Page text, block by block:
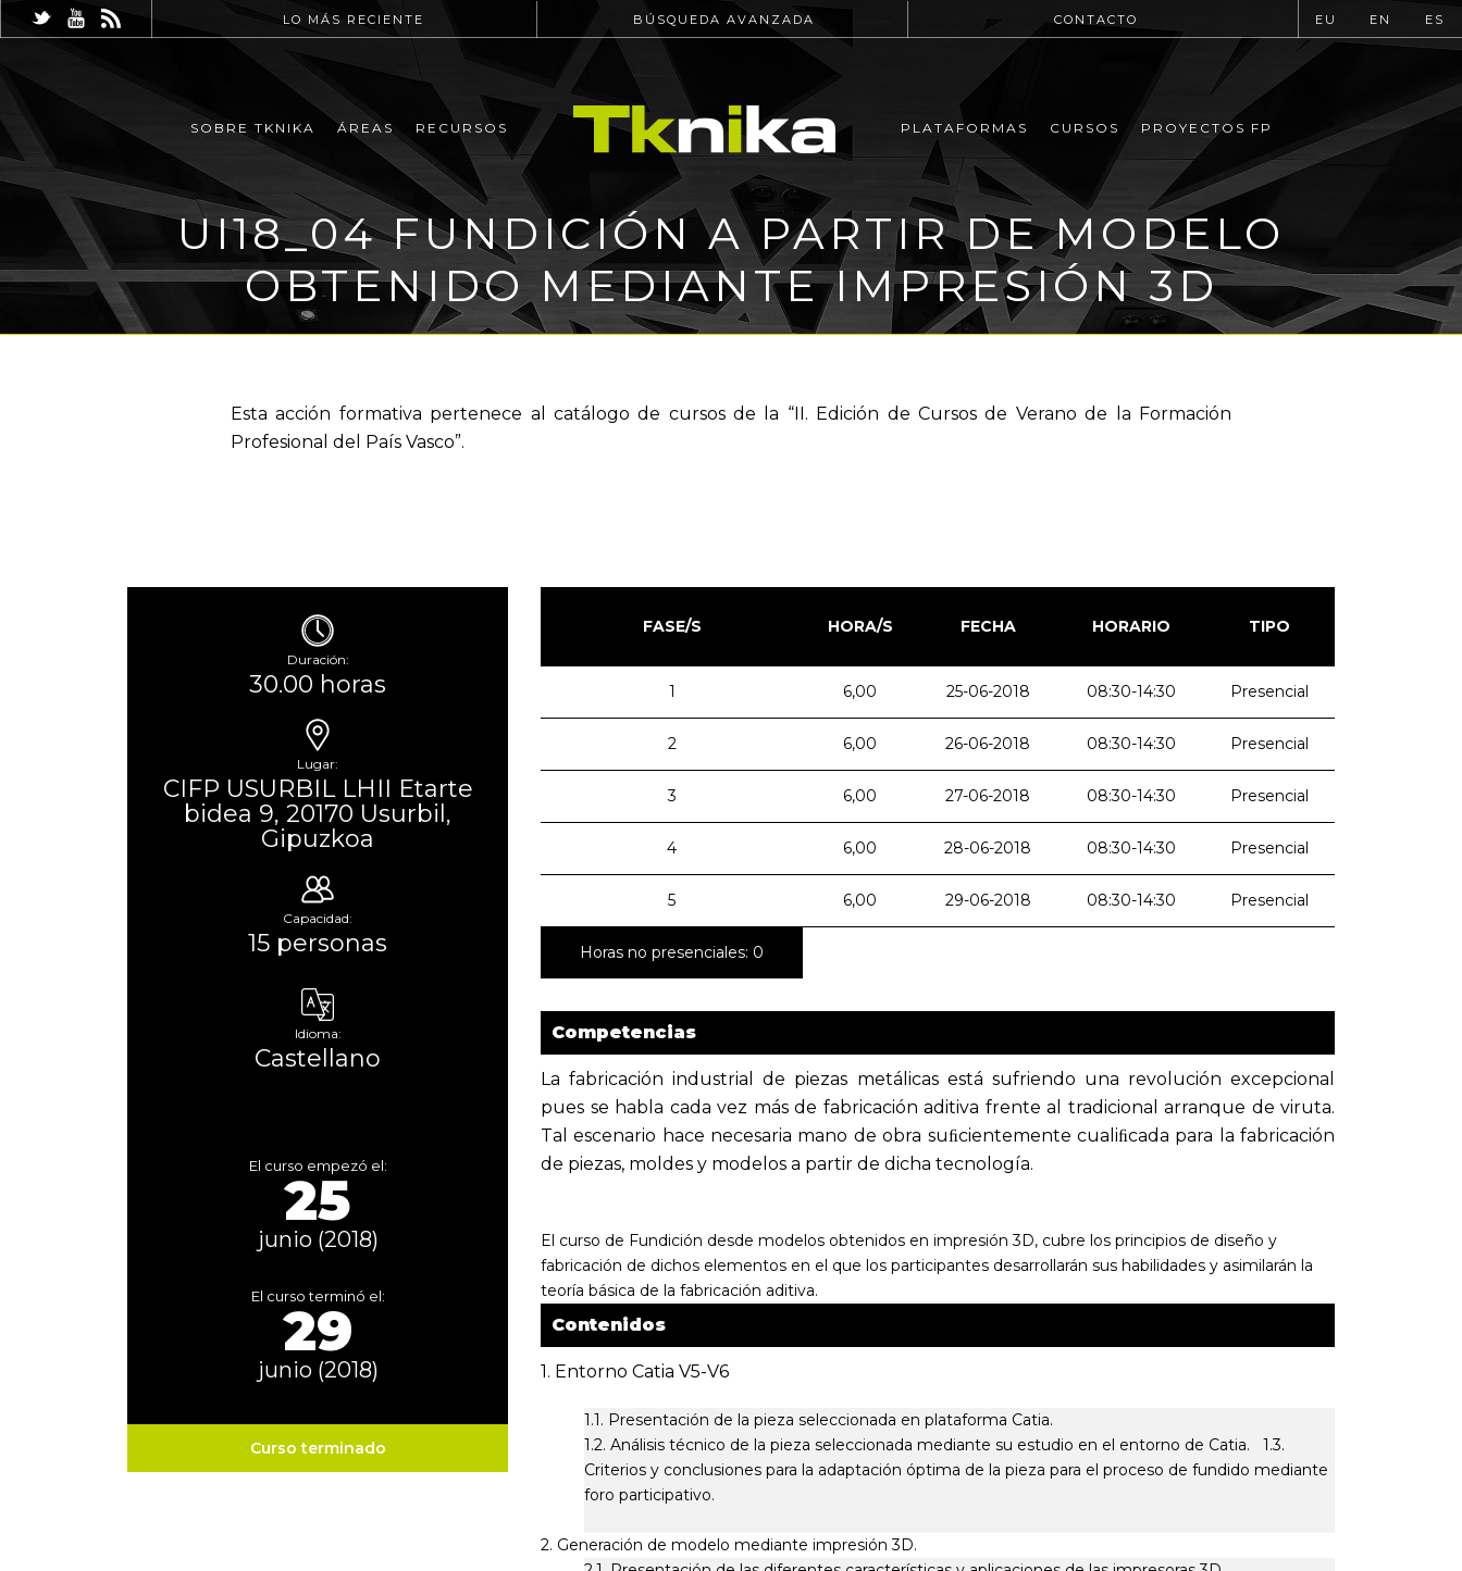
LO MÁS RECIENTE BÚSQUEDA AVANZADA CONTACTO EU EN ES
SOBRE TKNIKA ÁREAS RECURSOS PLATAFORMAS CURSOS PROYECTOS FP
UI18_04 FUNDICIÓN A PARTIR DE MODELO
OBTENIDO MEDIANTE IMPRESIÓN 3D
Esta acción formativa pertenece al catálogo de cursos de la “II. Edición de Cursos de Verano de la Formación
Profesional del País Vasco”.
Duración:
30.00 horas
Lugar:
CIFP USURBIL LHII Etarte
bidea 9, 20170 Usurbil,
Gipuzkoa
Capacidad:
15 personas
Idioma:
Castellano
El curso empezó el:
25
junio (2018)
El curso terminó el:
29
junio (2018)
Curso terminado
FASE/S HORA/S FECHA HORARIO TIPO
1 6,00 25-06-2018 08:30-14:30 Presencial
2 6,00 26-06-2018 08:30-14:30 Presencial
3 6,00 27-06-2018 08:30-14:30 Presencial
4 6,00 28-06-2018 08:30-14:30 Presencial
5 6,00 29-06-2018 08:30-14:30 Presencial
Horas no presenciales: 0
Competencias
La fabricación industrial de piezas metálicas está sufriendo una revolución excepcional
pues se habla cada vez más de fabricación aditiva frente al tradicional arranque de viruta.
Tal escenario hace necesaria mano de obra suﬁcientemente cualiﬁcada para la fabricación
de piezas, moldes y modelos a partir de dicha tecnología.
El curso de Fundición desde modelos obtenidos en impresión 3D, cubre los principios de diseño y
fabricación de dichos elementos en el que los participantes desarrollarán sus habilidades y asimilarán la
teoría básica de la fabricación aditiva.
Contenidos
1. Entorno Catia V5-V6
1.1. Presentación de la pieza seleccionada en plataforma Catia.
1.2. Análisis técnico de la pieza seleccionada mediante su estudio en el entorno de Catia. 1.3.
Criterios y conclusiones para la adaptación óptima de la pieza para el proceso de fundido mediante
foro participativo.
2. Generación de modelo mediante impresión 3D.